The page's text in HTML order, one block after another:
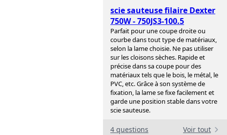
scie sauteuse filaire Dexter
750W - 750JS3-100.5
Parfait pour une coupe droite ou
courbe dans tout type de matériaux,
selon la lame choisie. Ne pas utiliser
sur les cloisons sèches. Rapide et
précise dans sa coupe pour des
matériaux tels que le bois, le métal, le
PVC, etc. Grâce à son système de
fixation, la lame se fixe facilement et
garde une position stable dans votre
scie sauteuse.
4 questions Voir tout